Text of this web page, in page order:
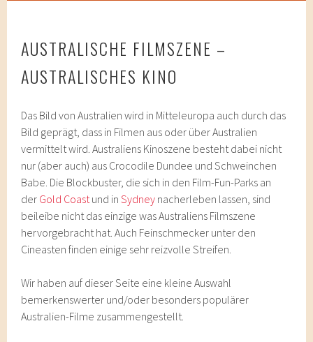
AUSTRALISCHE FILMSZENE –
AUSTRALISCHES KINO
Das Bild von Australien wird in Mitteleuropa auch durch das
Bild geprägt, dass in Filmen aus oder über Australien
vermittelt wird. Australiens Kinoszene besteht dabei nicht
nur (aber auch) aus Crocodile Dundee und Schweinchen
Babe. Die Blockbuster, die sich in den Film-Fun-Parks an
der Gold Coastund inSydney nacherleben lassen, sind
beileibe nicht das einzige was Australiens Filmszene
hervorgebracht hat. Auch Feinschmecker unter den
Cineasten finden einige sehr reizvolle Streifen.
Wir haben auf dieser Seite eine kleine Auswahl
bemerkenswerter und/oder besonders populärer
Australien-Filme zusammengestellt.